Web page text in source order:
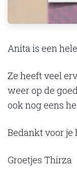
Anita is een
Ze heeft veel
weer op de
ook nog eens
Bedankt voor je
Groetjes Thirza